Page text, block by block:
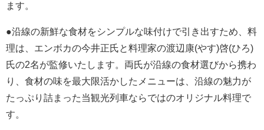
ます。
●沿線の新鮮な食材をシンプルな味付けで引き出すため、料
理は、エンボカの今井正氏と料理家の渡辺康(やす)啓(ひろ)
氏の2名が監修いたします。両氏が沿線の食材選びから携わ
り、食材の味を最大限活かしたメニューは、沿線の魅力が
たっぷり詰まった当観光列車ならではのオリジナル料理で
す。